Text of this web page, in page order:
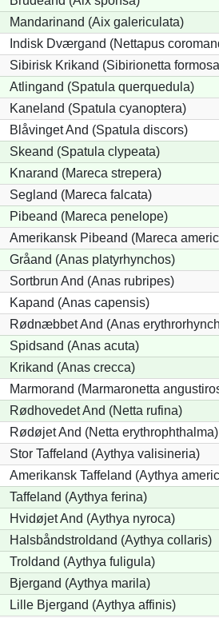
Mandarinand (Aix galericulata)
Indisk Dværgand (Nettapus
Sibirisk Krikand (Sibirionetta
Atlingand (Spatula querquedula)
Kaneland (Spatula cyanoptera)
Blåvinget And (Spatula discors)
Skeand (Spatula clypeata)
Knarand (Mareca strepera)
Segland (Mareca falcata)
Pibeand (Mareca penelope)
Amerikansk Pibeand (Mareca
Gråand (Anas platyrhynchos)
Sortbrun And (Anas rubripes)
Kapand (Anas capensis)
Rødnæbbet And (Anas
Spidsand (Anas acuta)
Krikand (Anas crecca)
Marmorand (Marmaronetta
Rødhovedet And (Netta rufina)
Rødøjet And (Netta erythrophthalma)
Stor Taffeland (Aythya valisineria)
Amerikansk Taffeland (Aythya
Taffeland (Aythya ferina)
Hvidøjet And (Aythya nyroca)
Halsbåndstroldand (Aythya collaris)
Troldand (Aythya fuligula)
Bjergand (Aythya marila)
Lille Bjergand (Aythya affinis)